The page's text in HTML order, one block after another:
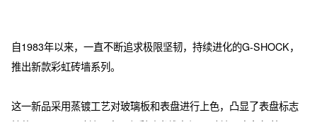
自1983年以来，一直不断追求极限坚韧，持续进化的G-SHOCK，
推出新款彩虹砖墙系列。
这一新品采用蒸镀工艺对玻璃板和表盘进行上色，凸显了表盘标志
性的G-SHOCK砖墙图案，色彩随光线变幻。 砖墙图案象征着G-